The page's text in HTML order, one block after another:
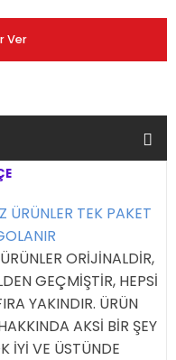
Ver
ÜRÜNLER TEK PAKET
ORİJİNALDİR,
GEÇMİŞTİR, HEPSİ
YAKINDIR. ÜRÜN
AKSİ BİR ŞEY
İYİ VE ÜSTÜNDE